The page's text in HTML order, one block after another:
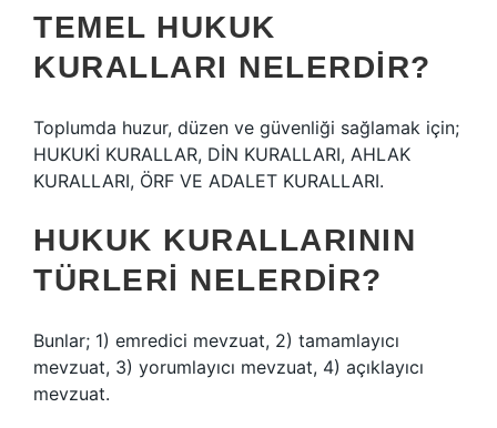
TEMEL HUKUK
KURALLARI NELERDIR?
Toplumda huzur, düzen ve güvenliği sağlamak için;
HUKUKİ KURALLAR, DİN KURALLARI, AHLAK
KURALLARI, ÖRF VE ADALET KURALLARI.
HUKUK KURALLARININ
TÜRLERI NELERDIR?
Bunlar; 1) emredici mevzuat, 2) tamamlayıcı
mevzuat, 3) yorumlayıcı mevzuat, 4) açıklayıcı
mevzuat.